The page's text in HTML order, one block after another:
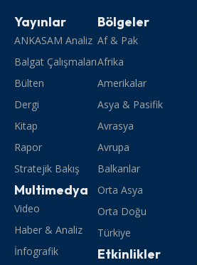
Yayınlar
ANKASAM Analiz
Balgat Çalışmaları
Bülten
Dergi
Kitap
Rapor
Stratejik Bakış
Multimedya
Video
Haber & Analiz
İnfografik
Bölgeler
Af & Pak
Afrika
Amerikalar
Asya & Pasifik
Avrasya
Avrupa
Balkanlar
Orta Asya
Orta Doğu
Türkiye
Etkinlikler